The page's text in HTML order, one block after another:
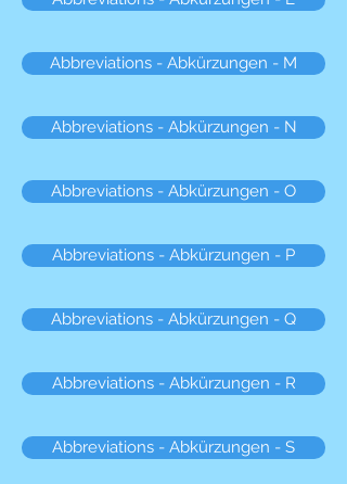
Abbreviations - Abkürzungen - M
Abbreviations - Abkürzungen - N
Abbreviations - Abkürzungen - O
Abbreviations - Abkürzungen - P
Abbreviations - Abkürzungen - Q
Abbreviations - Abkürzungen - R
Abbreviations - Abkürzungen - S